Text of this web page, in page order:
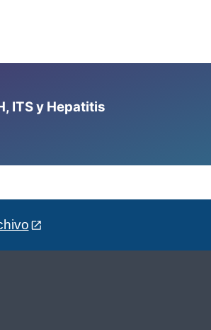
ITS y Hepatitis